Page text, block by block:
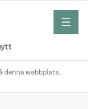
meny
denna webbplats.